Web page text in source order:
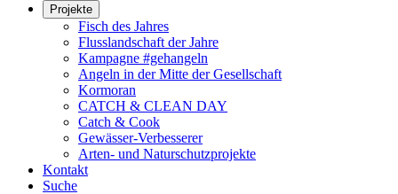
Projekte
Fisch des Jahres
Flusslandschaft der Jahre
Kampagne #gehangeln
Angeln in der Mitte der Gesellschaft
Kormoran
CATCH & CLEAN DAY
Catch & Cook
Gewässer-Verbesserer
Arten- und Naturschutzprojekte
Kontakt
Suche